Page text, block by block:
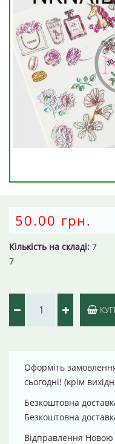
50.00 грн.
Кількість на складі: 7
7
Оформіть
сьогодні! (крім
Безкоштовна
Безкоштовна
Відправлення